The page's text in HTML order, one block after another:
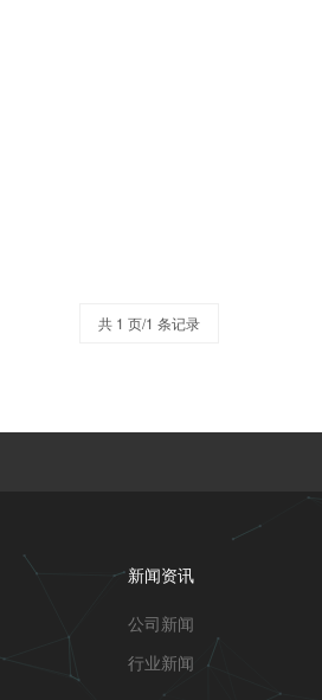
共 1 页/1 条记录
新闻资讯
公司新闻
行业新闻